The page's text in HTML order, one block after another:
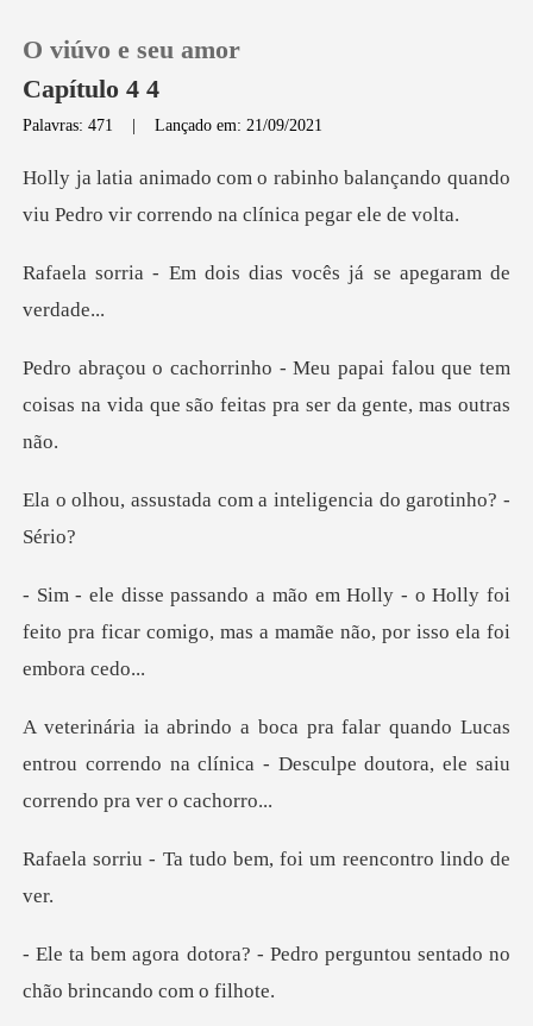
0
Histórico
O viúvo e seu amor
Capítulo 4 4
Palavras: 471 |Lançado em: 21/09/2021
balançando quando
viu Pedro vir cor
ois dias vocês já se
falou que tem
coisas na vida que são f
a com a inteligencia
- o Holly foi
feito pra ficar comigo, mas
o Lucas
entrou correndo na clínica - Desculpe d
tudo bem, foi um ree
Pedro perguntou sentado no